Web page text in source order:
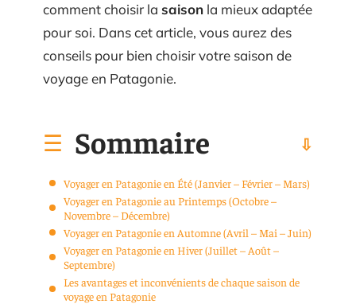
comment choisir la saison la mieux adaptée
pour soi. Dans cet article, vous aurez des
conseils pour bien choisir votre saison de
voyage en Patagonie.
Sommaire
Voyager en Patagonie en Été (Janvier – Février – Mars)
Voyager en Patagonie au Printemps (Octobre –
Novembre – Décembre)
Voyager en Patagonie en Automne (Avril – Mai – Juin)
Voyager en Patagonie en Hiver (Juillet – Août –
Septembre)
Les avantages et inconvénients de chaque saison de
voyage en Patagonie